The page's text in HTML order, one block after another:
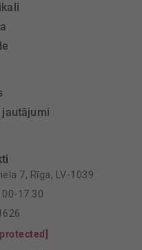
jautājumi
7, Rīga, LV-1039
17.30